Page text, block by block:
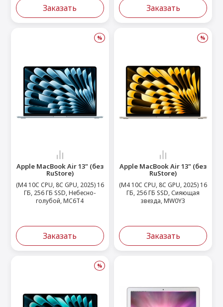
Заказать Заказать
%
Apple MacBook Air 13" (без
RuStore)
(M4 10C CPU, 8C GPU, 2025) 16
ГБ, 256 ГБ SSD, Небесно-
голубой, MC6T4
Заказать
%
Apple MacBook Air 13" (без
RuStore)
(M4 10C CPU, 8C GPU, 2025) 16
ГБ, 256 ГБ SSD, Сияющая
звезда, MW0Y3
Заказать
%